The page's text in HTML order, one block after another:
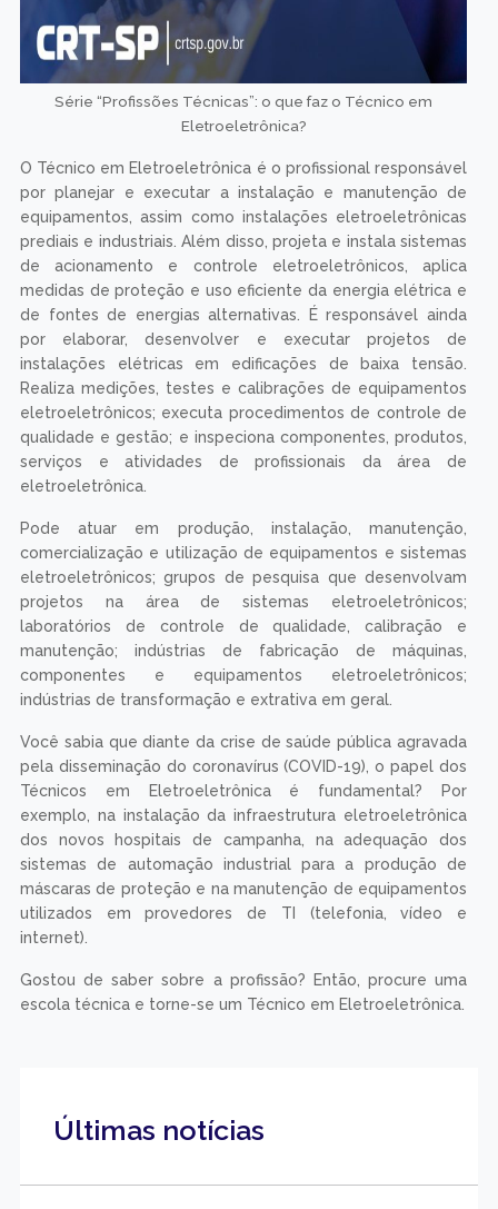
Série “Profissões Técnicas”: o que faz o Técnico em
Eletroeletrônica?
O Técnico em Eletroeletrônica é o profissional responsável
por planejar e executar a instalação e manutenção de
equipamentos, assim como instalações eletroeletrônicas
prediais e industriais. Além disso, projeta e instala sistemas
de acionamento e controle eletroeletrônicos, aplica
medidas de proteção e uso eficiente da energia elétrica e
de fontes de energias alternativas. É responsável ainda
por elaborar, desenvolver e executar projetos de
instalações elétricas em edificações de baixa tensão.
Realiza medições, testes e calibrações de equipamentos
eletroeletrônicos; executa procedimentos de controle de
qualidade e gestão; e inspeciona componentes, produtos,
serviços e atividades de profissionais da área de
eletroeletrônica.
Pode atuar em produção, instalação, manutenção,
comercialização e utilização de equipamentos e sistemas
eletroeletrônicos; grupos de pesquisa que desenvolvam
projetos na área de sistemas eletroeletrônicos;
laboratórios de controle de qualidade, calibração e
manutenção; indústrias de fabricação de máquinas,
componentes e equipamentos eletroeletrônicos;
indústrias de transformação e extrativa em geral.
Você sabia que diante da crise de saúde pública agravada
pela disseminação do coronavírus (COVID-19), o papel dos
Técnicos em Eletroeletrônica é fundamental? Por
exemplo, na instalação da infraestrutura eletroeletrônica
dos novos hospitais de campanha, na adequação dos
sistemas de automação industrial para a produção de
máscaras de proteção e na manutenção de equipamentos
utilizados em provedores de TI (telefonia, vídeo e
internet).
Gostou de saber sobre a profissão? Então, procure uma
escola técnica e torne-se um Técnico em Eletroeletrônica.
Últimas notícias